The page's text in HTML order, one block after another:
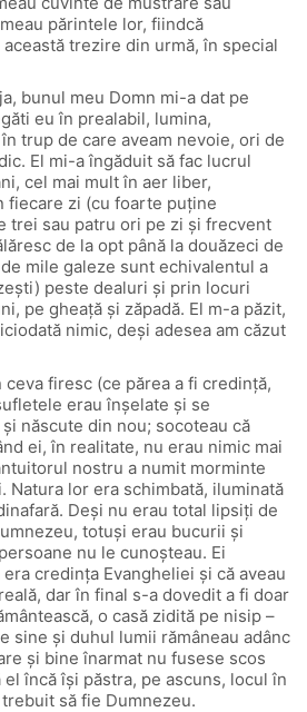
părintele lor, fiindcă
trezire din urmă, în special
bunul meu Domn mi-a dat pe
eu în prealabil, lumina,
trup de care aveam nevoie, ori de
El mi-a îngăduit să fac lucrul
cel mai mult în aer liber,
fiecare zi (cu foarte puține
trei sau patru ori pe zi și frecvent
de la opt până la douăzeci de
mile galeze sunt echivalentul a
peste dealuri și prin locuri
pe gheață și zăpadă. El m-a păzit,
nimic, deși adesea am căzut
firesc (ce părea a fi credință,
erau înșelate și se
născute din nou; socoteau că
ei, în realitate, nu erau nimic mai
nostru a numit morminte
Natura lor era schimbată, iluminată
Deși nu erau total lipsiți de
totuși erau bucurii și
nu le cunoșteau. Ei
credința Evangheliei și că aveau
dar în final s-a dovedit a fi doar
o casă zidită pe nisip –
sine și duhul lumii rămâneau adânc
și bine înarmat nu fusese scos
încă își păstra, pe ascuns, locul în
să fie Dumnezeu.